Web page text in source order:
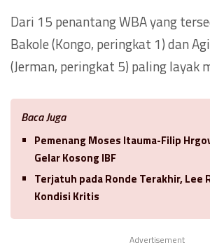
Dari 15 penantang WBA yang
Bakole (Kongo, peringkat 1) dan
(Jerman, peringkat 5) paling layak
Baca Juga
Pemenang Moses Itauma-Filip
Gelar Kosong IBF
Terjatuh pada Ronde Terakhir, Lee
Kondisi Kritis
Advertisement